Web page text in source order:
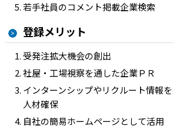
若手社員のコメント掲載企業検索
登録メリット
受発注拡大機会の創出
社屋・工場視察を通した企業ＰＲ
インターンシップやリクルート情報
人材確保
自社の簡易ホームページとして活用